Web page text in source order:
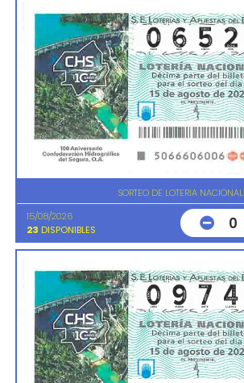
SORTEO DE LOTERIA NACIONAL
15/08/2026
23 DISPONIBLES 0